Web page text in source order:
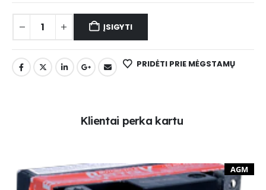
ĮSIGYTI
PRIDĖTI PRIE MĖGSTAMŲ
Klientai perka kartu
AGM